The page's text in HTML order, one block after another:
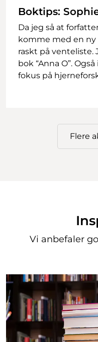
Boktips:
Da jeg så at
komme med en ny
raskt på venteliste.
bok “Anna O”.
fokus på
Flere
Vi anbefaler